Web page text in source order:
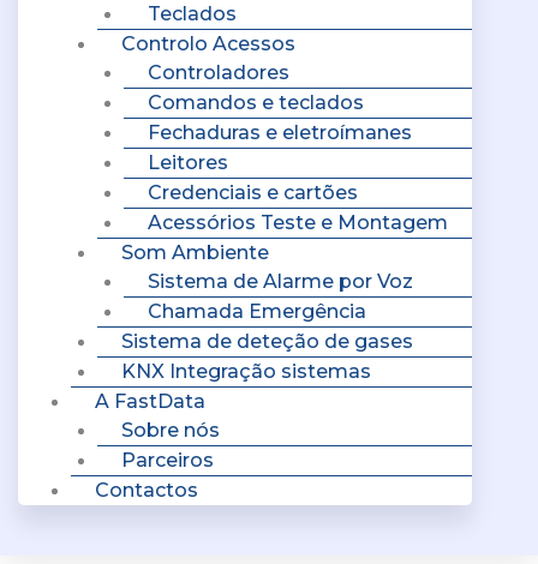
Teclados
Controlo Acessos
Controladores
Comandos e teclados
Fechaduras e eletroímanes
Leitores
Credenciais e cartões
Acessórios Teste e Montagem
Som Ambiente
Sistema de Alarme por Voz
Chamada Emergência
Sistema de deteção de gases
KNX Integração sistemas
A FastData
Sobre nós
Parceiros
Contactos